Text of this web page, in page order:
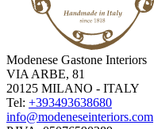
Modenese Gastone Interiors
VIA ARBE, 81
20125 MILANO - ITALY
Tel: +393493638680
info@modeneseinteriors.com